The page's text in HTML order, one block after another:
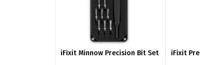
iFixit Minnow Precision Bit Set iFixit